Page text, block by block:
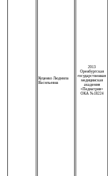
Куценко Людмила
Васильевна
2013
Оренбургская
государственная
медицинская
академия
«Педиатрия»
ОКА №18224